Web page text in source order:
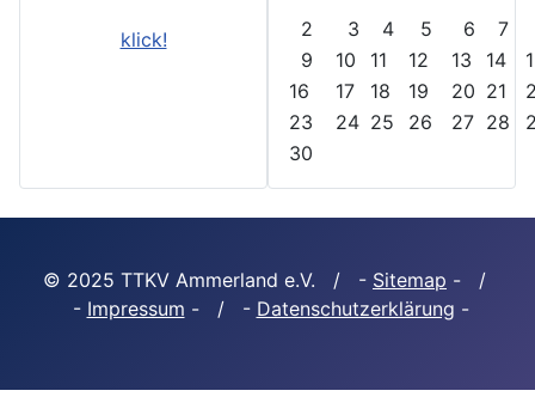
klick!
2
3 4 5 6 7
9
10 11 12 13 14
16
17 18 19 20 21
23
24 25 26 27 28
30
© 2025 TTKV Ammerland e.V. / - Sitemap - /
- Impressum - / - Datenschutzerklärung -